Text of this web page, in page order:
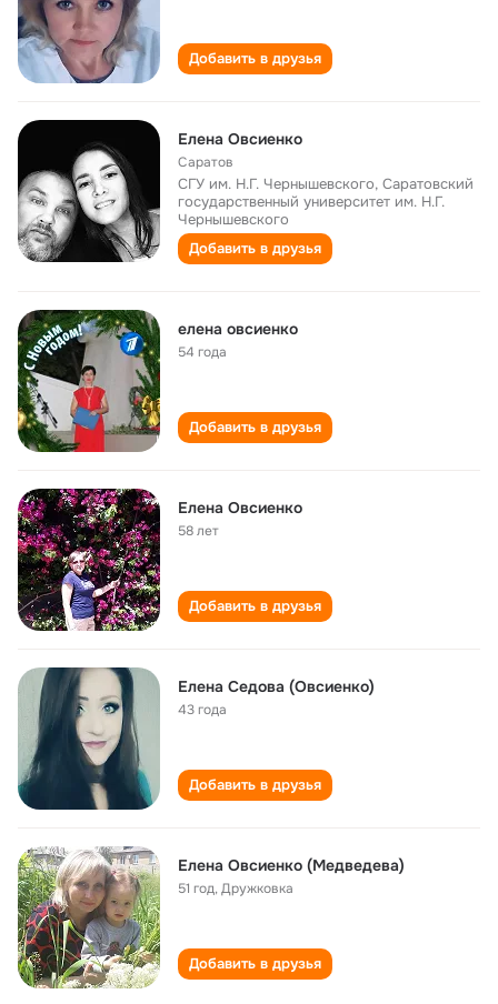
Добавить в друзья
Елена Овсиенко
Саратов
СГУ им. Н.Г. Чернышевского, Саратовский
государственный университет им. Н.Г.
Чернышевского
Добавить в друзья
елена овсиенко
54 года
Добавить в друзья
Елена Овсиенко
58 лет
Добавить в друзья
Елена Седова (Овсиенко)
43 года
Добавить в друзья
Елена Овсиенко (Медведева)
51 год,Дружковка
Добавить в друзья